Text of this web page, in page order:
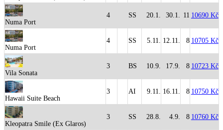
Numa Port
4 SS 20.1. 30.1. 11 10690 Kč
Numa Port
4 SS 5.11. 12.11. 8 10705 Kč
Vila Sonata
3 BS 10.9. 17.9. 8 10723 Kč
Hawaii Suite Beach
3 AI 9.11. 16.11. 8 10750 Kč
Kleopatra Smile (Ex Glaros)
3 SS 28.8. 4.9. 8 10760 Kč